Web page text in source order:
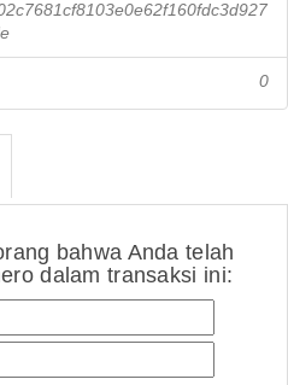
0
bahwa Anda telah
dalam transaksi ini: